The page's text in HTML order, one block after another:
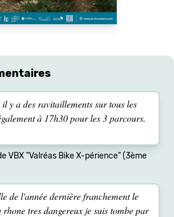
y a des ravitaillements sur tous les
à 17h30 pour les 3 parcours.
VBX "Valréas Bike X-périence" (3ème
de l'année dernière franchement le
rhone tres dangereux je suis tombe par